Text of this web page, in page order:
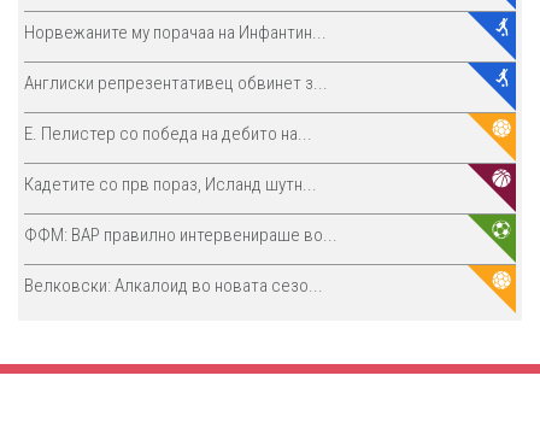
Норвежаните му порачаа на Инфантин...
Англиски репрезентативец обвинет з...
E. Пелистер со победа на дебито на...
Кадетите со прв пораз, Исланд шутн...
ФФМ: ВАР правилно интервенираше во...
Велковски: Алкалоид во новата сезо...